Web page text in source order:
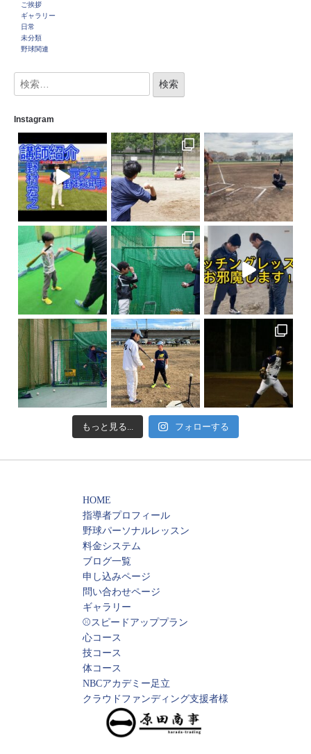
ご挨拶
ギャラリー
日常
未分類
野球関連
Instagram
もっと見る... フォローする
HOME
指導者プロフィール
野球パーソナルレッスン
料金システム
ブログ一覧
申し込みページ
問い合わせページ
ギャラリー
⚾️スピードアッププラン
心コース
技コース
体コース
NBCアカデミー足立
クラウドファンディング支援者様